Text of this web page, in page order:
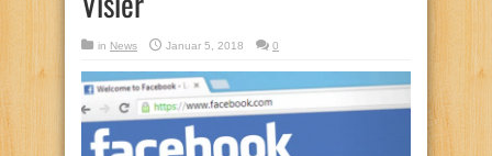
in News Januar 5, 2018 0